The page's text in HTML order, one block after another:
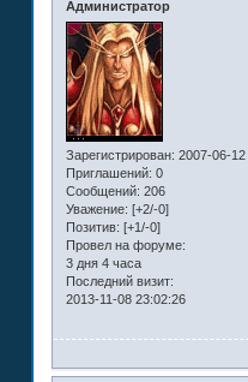
Администратор
Зарегистрирован: 2007-06-12
Приглашений: 0
Сообщений: 206
Уважение: [+2/-0]
Позитив: [+1/-0]
Провел на форуме:
3 дня 4 часа
Последний визит:
2013-11-08 23:02:26